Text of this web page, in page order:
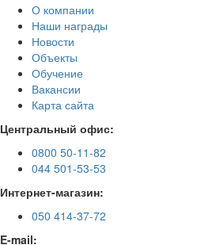
О компании
Наши награды
Новости
Объекты
Обучение
Вакансии
Карта сайта
Центральный офис:
0800 50-11-82
044 501-53-53
Интернет-магазин:
050 414-37-72
E-mail: